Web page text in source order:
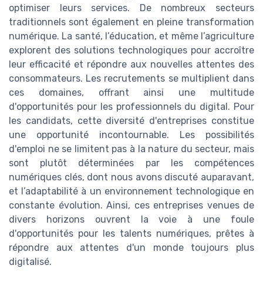
optimiser leurs services. De nombreux secteurs
traditionnels sont également en pleine transformation
numérique. La santé, l’éducation, et même l’agriculture
explorent des solutions technologiques pour accroître
leur efficacité et répondre aux nouvelles attentes des
consommateurs. Les recrutements se multiplient dans
ces domaines, offrant ainsi une multitude
d'opportunités pour les professionnels du digital. Pour
les candidats, cette diversité d'entreprises constitue
une opportunité incontournable. Les possibilités
d'emploi ne se limitent pas à la nature du secteur, mais
sont plutôt déterminées par les compétences
numériques clés, dont nous avons discuté auparavant,
et l’adaptabilité à un environnement technologique en
constante évolution. Ainsi, ces entreprises venues de
divers horizons ouvrent la voie à une foule
d'opportunités pour les talents numériques, prêtes à
répondre aux attentes d'un monde toujours plus
digitalisé.